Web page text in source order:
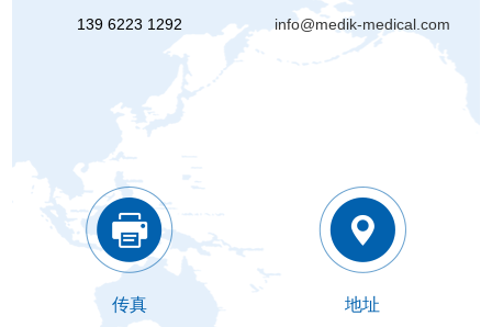
139 6223 1292 info@medik-medical.com
传真 地址